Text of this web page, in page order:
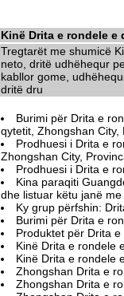
Kinë Drita e rondele e
Tregtarët me shumicë
neto, dritë udhëhequr
kabllor gome,
dritë dru
Burimi për Drita e
qytetit, Zhongshan
Prodhuesi i Drita e
Zhongshan City,
Prodhuesi i Drita e
Kina paraqiti
dhe listuar këtu janë
Ky grup përfshin:
Burimi për Drita e
Produktet për Drita
Kinë Drita e rondele
Kinë Drita e rondele
Zhongshan Drita e
Zhongshan Drita e